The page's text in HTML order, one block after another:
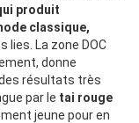
produit
classique,
lies. La zone DOC
donne
résultats très
par le tai rouge
jeune pour en